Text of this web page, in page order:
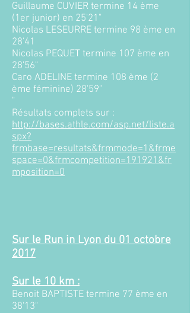
Guillaume CUVIER termine 14 ème
(1er junior) en 25'21"
Nicolas LESEURRE termine 98 ème en
28'41
Nicolas PEQUET termine 107 ème en
28'56"
Caro ADELINE termine 108 ème (2
ème féminine) 28'59"
"
Résultats complets sur :
http://bases.athle.com/asp.net/liste.a
spx?
frmbase=resultats&frmmode=1&frme
space=0&frmcompetition=191921&fr
mposition=0
Sur le Run in Lyon du 01octobre
2017​
Sur le 10 km :​
Benoit BAPTISTE termine 77 ème en
38'13"